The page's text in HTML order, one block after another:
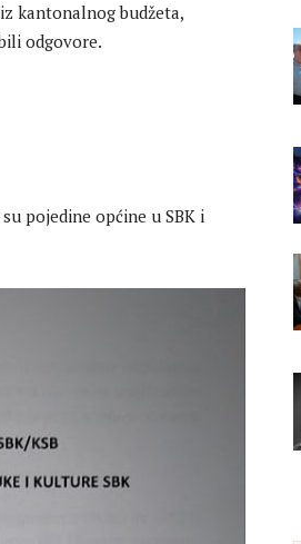
kantonalnog budžeta,
odgovore.
pojedine općine u SBK i